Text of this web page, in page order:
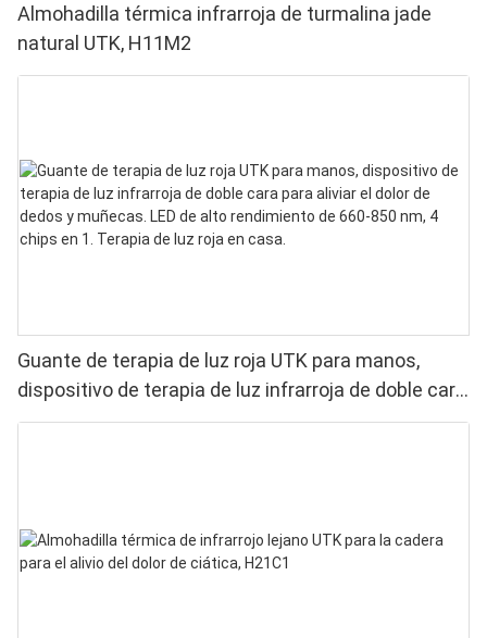
Almohadilla térmica infrarroja de turmalina jade
natural UTK, H11M2
Guante de terapia de luz roja UTK para manos,
dispositivo de terapia de luz infrarroja de doble cara
para aliviar el dolor de dedos y muñecas. LED de